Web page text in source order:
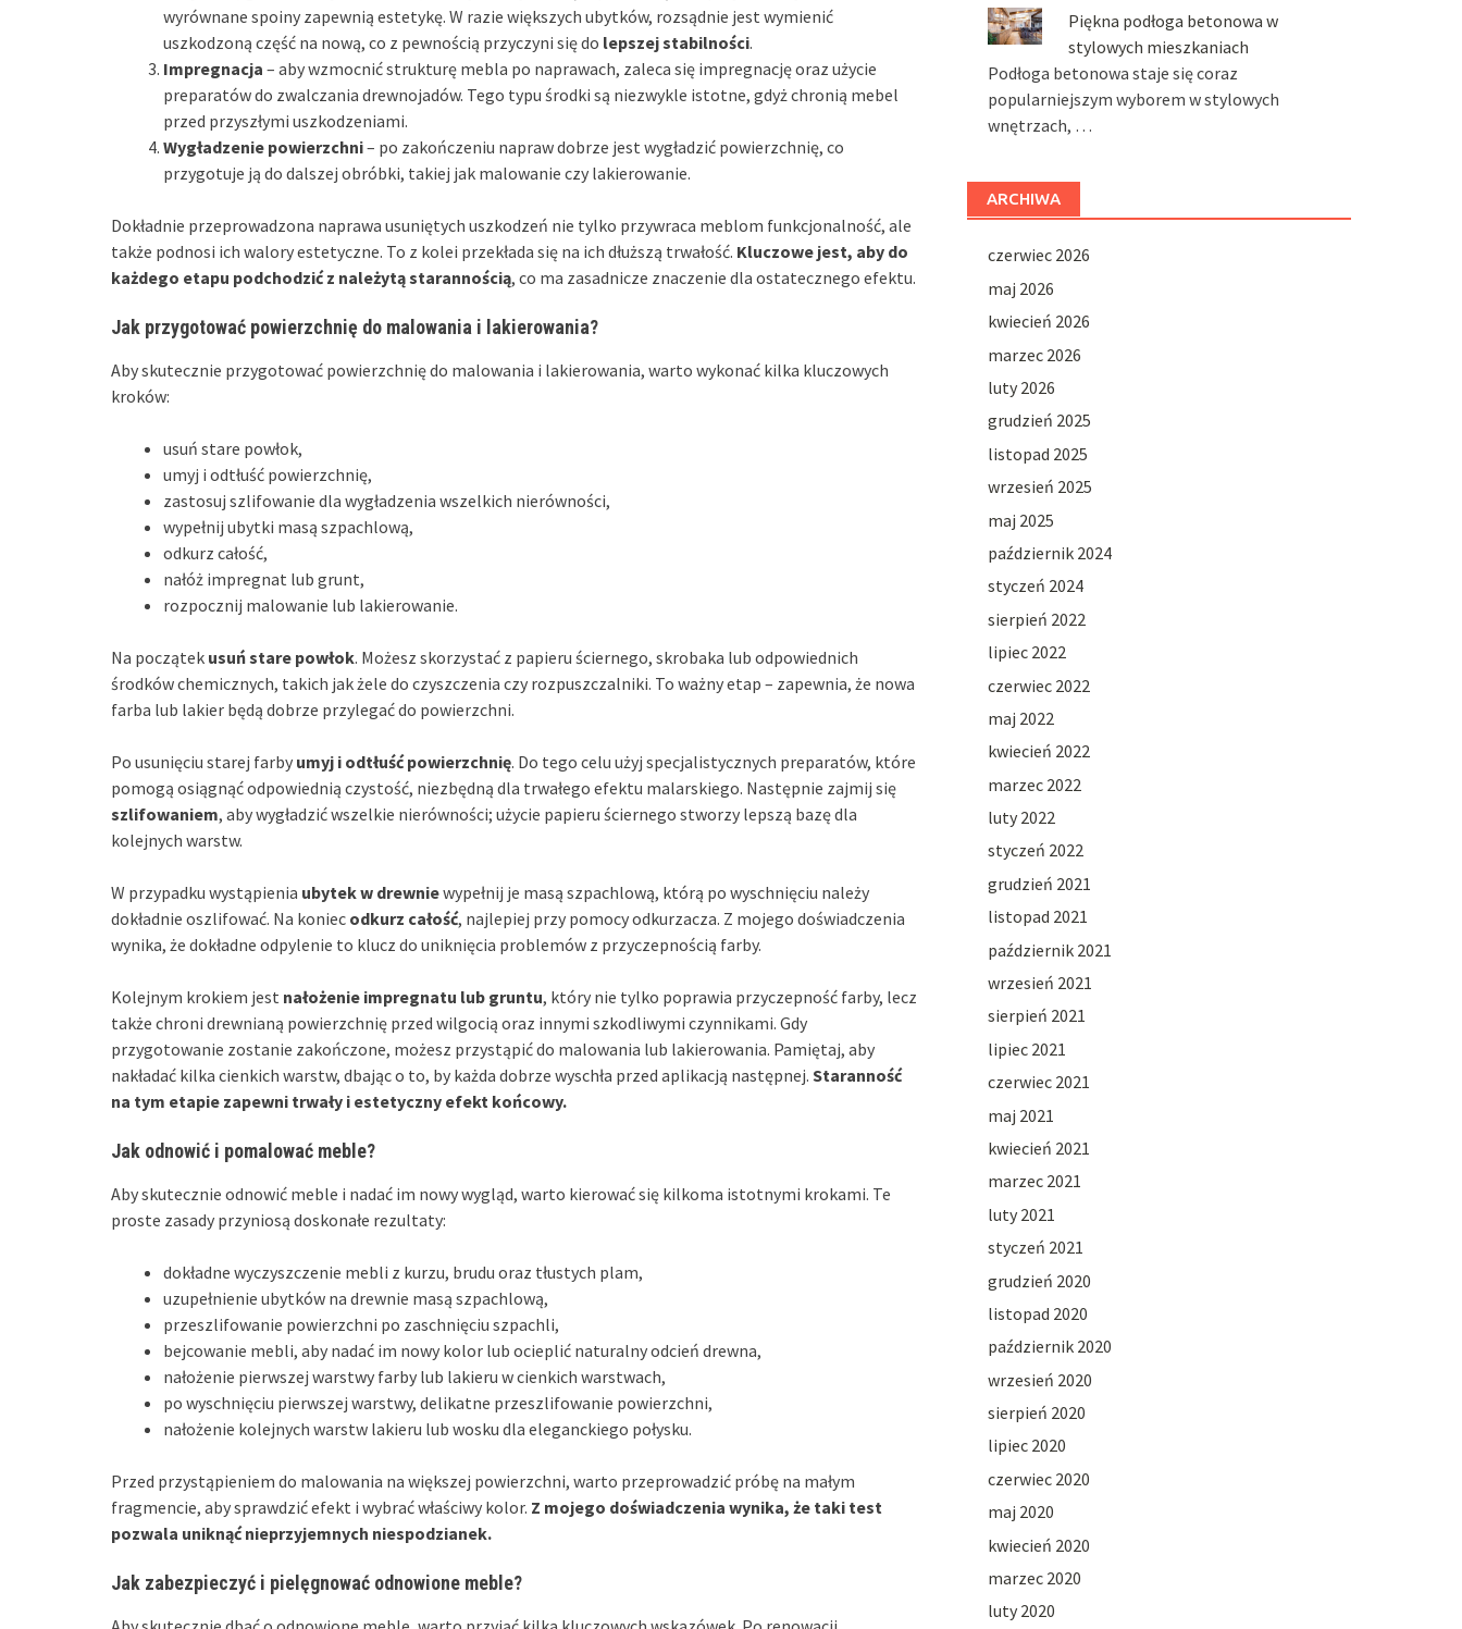
wyrównane spoiny zapewnią estetykę. W razie większych ubytków, rozsądnie jest wymienić
uszkodzoną część na nową, co z pewnością przyczyni się do lepszej stabilności.
Impregnacja – aby wzmocnić strukturę mebla po naprawach, zaleca się impregnację oraz użycie
preparatów do zwalczania drewnojadów. Tego typu środki są niezwykle istotne, gdyż chronią mebel
przed przyszłymi uszkodzeniami.
Wygładzenie powierzchni– po zakończeniu napraw dobrze jest wygładzić powierzchnię, co
przygotuje ją do dalszej obróbki, takiej jak malowanie czy lakierowanie.
Dokładnie przeprowadzona naprawa usuniętych uszkodzeń nie tylko przywraca meblom funkcjonalność, ale
także podnosi ich walory estetyczne. To z kolei przekłada się na ich dłuższą trwałość. Kluczowe jest, aby do
każdego etapu podchodzić z należytą starannością, co ma zasadnicze znaczenie dla ostatecznego efektu.
Jak przygotować powierzchnię do malowania i lakierowania?
Aby skutecznie przygotować powierzchnię do malowania i lakierowania, warto wykonać kilka kluczowych
kroków:
usuń stare powłok,
umyj i odtłuść powierzchnię,
zastosuj szlifowanie dla wygładzenia wszelkich nierówności,
wypełnij ubytki masą szpachlową,
odkurz całość,
nałóż impregnat lub grunt,
rozpocznij malowanie lub lakierowanie.
Na początek usuń stare powłok. Możesz skorzystać z papieru ściernego, skrobaka lub odpowiednich
środków chemicznych, takich jak żele do czyszczenia czy rozpuszczalniki. To ważny etap – zapewnia, że nowa
farba lub lakier będą dobrze przylegać do powierzchni.
Po usunięciu starej farby umyj i odtłuść powierzchnię. Do tego celu użyj specjalistycznych preparatów, które
pomogą osiągnąć odpowiednią czystość, niezbędną dla trwałego efektu malarskiego. Następnie zajmij się
szlifowaniem, aby wygładzić wszelkie nierówności; użycie papieru ściernego stworzy lepszą bazę dla
kolejnych warstw.
W przypadku wystąpienia ubytek w drewniewypełnij je masą szpachlową, którą po wyschnięciu należy
dokładnie oszlifować. Na koniec odkurz całość, najlepiej przy pomocy odkurzacza. Z mojego doświadczenia
wynika, że dokładne odpylenie to klucz do uniknięcia problemów z przyczepnością farby.
Kolejnym krokiem jest nałożenie impregnatu lub gruntu, który nie tylko poprawia przyczepność farby, lecz
także chroni drewnianą powierzchnię przed wilgocią oraz innymi szkodliwymi czynnikami. Gdy
przygotowanie zostanie zakończone, możesz przystąpić do malowania lub lakierowania. Pamiętaj, aby
nakładać kilka cienkich warstw, dbając o to, by każda dobrze wyschła przed aplikacją następnej. Staranność
na tym etapie zapewni trwały i estetyczny efekt końcowy.
Jak odnowić i pomalować meble?
Aby skutecznie odnowić meble i nadać im nowy wygląd, warto kierować się kilkoma istotnymi krokami. Te
proste zasady przyniosą doskonałe rezultaty:
dokładne wyczyszczenie mebli z kurzu, brudu oraz tłustych plam,
uzupełnienie ubytków na drewnie masą szpachlową,
przeszlifowanie powierzchni po zaschnięciu szpachli,
bejcowanie mebli, aby nadać im nowy kolor lub ocieplić naturalny odcień drewna,
nałożenie pierwszej warstwy farby lub lakieru w cienkich warstwach,
po wyschnięciu pierwszej warstwy, delikatne przeszlifowanie powierzchni,
nałożenie kolejnych warstw lakieru lub wosku dla eleganckiego połysku.
Przed przystąpieniem do malowania na większej powierzchni, warto przeprowadzić próbę na małym
fragmencie, aby sprawdzić efekt i wybrać właściwy kolor. Z mojego doświadczenia wynika, że taki test
pozwala uniknąć nieprzyjemnych niespodzianek.
Jak zabezpieczyć i pielęgnować odnowione meble?
Piękna podłoga betonowa w
stylowych mieszkaniach
Podłoga betonowa staje się coraz
popularniejszym wyborem w stylowych
wnętrzach, …
ARCHIWA
czerwiec 2026
maj 2026
kwiecień 2026
marzec 2026
luty 2026
grudzień 2025
listopad 2025
wrzesień 2025
maj 2025
październik 2024
styczeń 2024
sierpień 2022
lipiec 2022
czerwiec 2022
maj 2022
kwiecień 2022
marzec 2022
luty 2022
styczeń 2022
grudzień 2021
listopad 2021
październik 2021
wrzesień 2021
sierpień 2021
lipiec 2021
czerwiec 2021
maj 2021
kwiecień 2021
marzec 2021
luty 2021
styczeń 2021
grudzień 2020
listopad 2020
październik 2020
wrzesień 2020
sierpień 2020
lipiec 2020
czerwiec 2020
maj 2020
kwiecień 2020
marzec 2020
luty 2020